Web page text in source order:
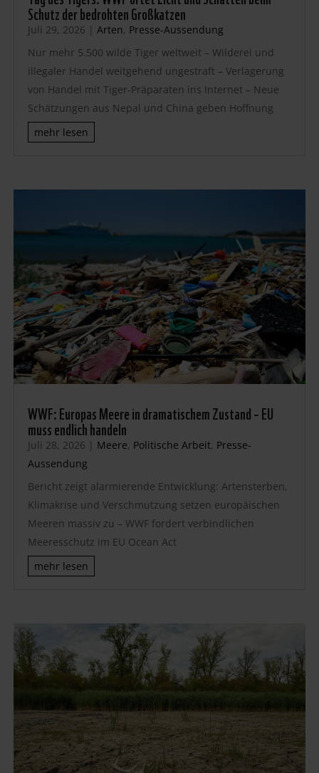
Schutz der bedrohten Großkatzen
Juli 29, 2026 | Arten, Presse-Aussendung
Nur mehr 5.500 wilde Tiger weltweit – Wilderei und
illegaler Handel weitgehend ungestraft – Verlagerung
von Handel mit Tiger-Präparaten ins Internet – Neue
Schätzungen aus Nepal und China geben Hoffnung
mehr lesen
WWF: Europas Meere in dramatischem Zustand – EU
muss endlich handeln
Juli 28, 2026 | Meere, Politische Arbeit, Presse-
Aussendung
Bericht zeigt alarmierende Entwicklung: Artensterben,
Klimakrise und Verschmutzung setzen europäischen
Meeren massiv zu – WWF fordert verbindlichen
Meeresschutz im EU Ocean Act
mehr lesen